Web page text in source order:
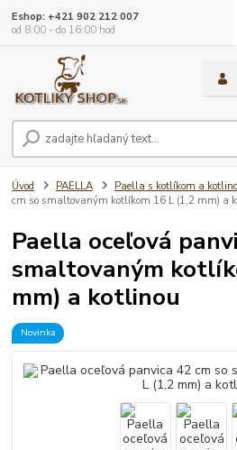
Eshop: +421 902 212 007
od 8:00 - do 16:00 hod
Úvod PAELLA Paella s kotlíkom a
cm so smaltovaným kotlíkom 16 L (1,2 mm) a
Paella oceľová
smaltovaným
mm) a kotlinou
Novinka